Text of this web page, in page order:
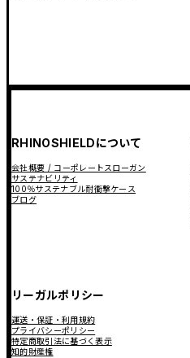
RHINOSHIELDについて
会社概要 / コーポレートスローガン
サステナビリティ
100％サステナブル耐衝撃ケース
ブログ
リーガルポリシー
運送・保証・利用規約
プライバシーポリシー
特定商取引法に基づく表示
知的財産権